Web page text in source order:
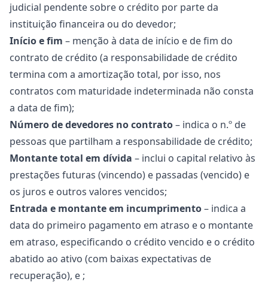
judicial pendente sobre o crédito por parte da
instituição financeira ou do devedor;
Início e fim – menção à data de início e de fim do
contrato de crédito (a responsabilidade de crédito
termina com a amortização total, por isso, nos
contratos com maturidade indeterminada não consta
a data de fim);
Número de devedores no contrato– indica o n.º de
pessoas que partilham a responsabilidade de crédito;
Montante total em dívida – inclui o capital relativo às
prestações futuras (vincendo) e passadas (vencido) e
os juros e outros valores vencidos;
Entrada e montante em incumprimento– indica a
data do primeiro pagamento em atraso e o montante
em atraso, especificando o crédito vencido e o crédito
abatido ao ativo (com baixas expectativas de
recuperação), e ;